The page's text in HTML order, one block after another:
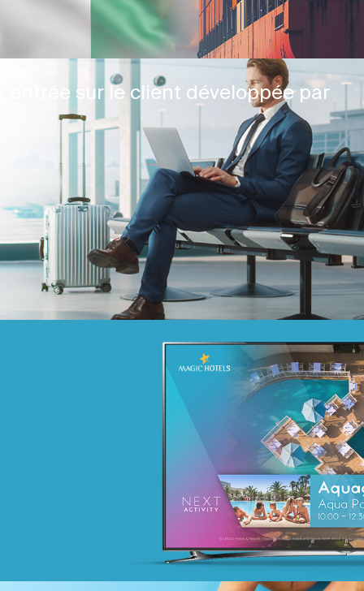
sur le client développée par